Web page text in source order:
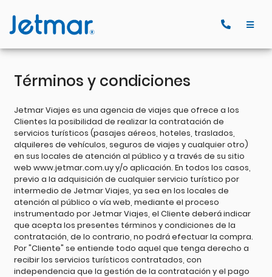
Términos y condiciones
Jetmar Viajes es una agencia de viajes que ofrece a los
Clientes la posibilidad de realizar la contratación de
servicios turísticos (pasajes aéreos, hoteles, traslados,
alquileres de vehículos, seguros de viajes y cualquier otro)
en sus locales de atención al público y a través de su sitio
web www.jetmar.com.uy y/o aplicación. En todos los casos,
previo a la adquisición de cualquier servicio turístico por
intermedio de Jetmar Viajes, ya sea en los locales de
atención al público o vía web, mediante el proceso
instrumentado por Jetmar Viajes, el Cliente deberá indicar
que acepta los presentes términos y condiciones de la
contratación, de lo contrario, no podrá efectuar la compra.
Por "Cliente" se entiende todo aquel que tenga derecho a
recibir los servicios turísticos contratados, con
independencia que la gestión de la contratación y el pago